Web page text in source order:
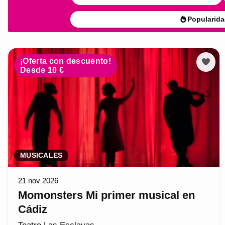
¡Oferta con descuento!
Desde 10 €
MUSICALES
21 nov 2026
Momonsters Mi primer musical en
Cádiz